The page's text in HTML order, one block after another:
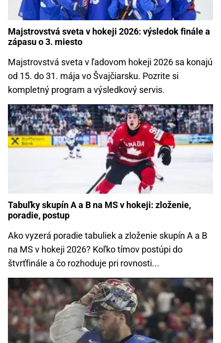
Majstrovstvá sveta v hokeji 2026: výsledok finále a
zápasu o 3. miesto
Majstrovstvá sveta v ľadovom hokeji 2026 sa konajú
od 15. do 31. mája vo Švajčiarsku. Pozrite si
kompletný program a výsledkový servis.
Tabuľky skupín A a B na MS v hokeji: zloženie,
poradie, postup
Ako vyzerá poradie tabuliek a zloženie skupín A a B
na MS v hokeji 2026? Koľko tímov postúpi do
štvrťfinále a čo rozhoduje pri rovnosti...